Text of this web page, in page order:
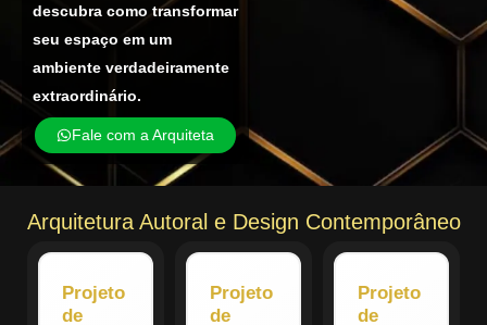
descubra como transformar
seu espaço em um
ambiente verdadeiramente
extraordinário.
Fale com a Arquiteta
Arquitetura Autoral e Design Contemporâneo
Projeto
de
Projeto
de
Projeto
de